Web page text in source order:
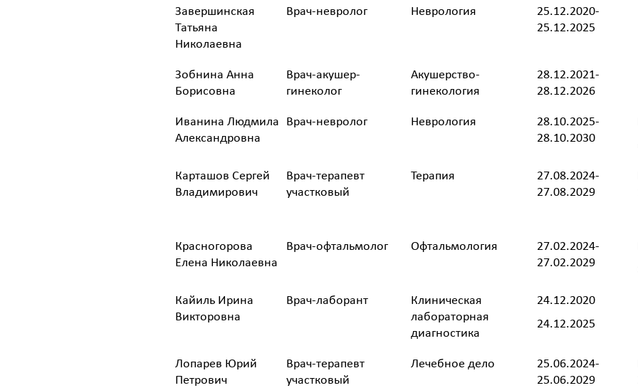
Завершинская
Татьяна
Николаевна
Врач-невролог Неврология
25.12.2020-
25.12.2025
Зобнина Анна
Борисовна
Врач-акушер-
гинеколог
Акушерство-
гинекология
28.12.2021-
28.12.2026
Иванина Людмила
Александровна
Врач-невролог Неврология
28.10.2025-
28.10.2030
Карташов Сергей
Владимирович
Врач-терапевт
участковый
Терапия
27.08.2024-
27.08.2029
Красногорова
Елена Николаевна
Врач-офтальмолог Офтальмология
27.02.2024-
27.02.2029
Кайиль Ирина
Викторовна
Врач-лаборант
Клиническая
лабораторная
диагностика
24.12.2020
24.12.2025
Лопарев Юрий
Петрович
Врач-терапевт
участковый
Лечебное дело
25.06.2024-
25.06.2029